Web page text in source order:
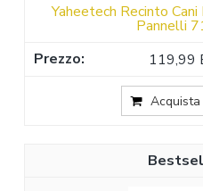
Yaheetech Recinto
Pannelli
119,99
Acquista